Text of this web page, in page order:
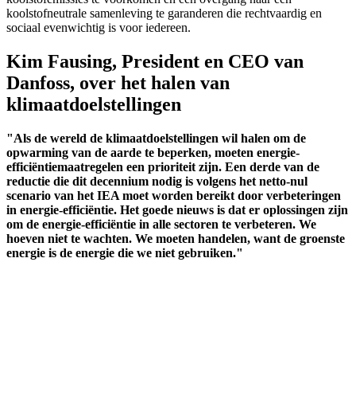
koolstofneutrale samenleving te garanderen die rechtvaardig en
sociaal evenwichtig is voor iedereen.
Kim Fausing, President en CEO van
Danfoss, over het halen van
klimaatdoelstellingen
"Als de wereld de klimaatdoelstellingen wil halen om de
opwarming van de aarde te beperken, moeten energie-
efficiëntiemaatregelen een prioriteit zijn. Een derde van de
reductie die dit decennium nodig is volgens het netto-nul
scenario van het IEA moet worden bereikt door verbeteringen
in energie-efficiëntie. Het goede nieuws is dat er oplossingen zijn
om de energie-efficiëntie in alle sectoren te verbeteren. We
hoeven niet te wachten. We moeten handelen, want de groenste
energie is de energie die we niet gebruiken."